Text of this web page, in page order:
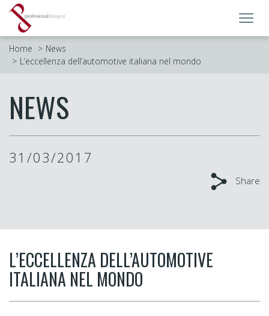
Home
News
L’eccellenza dell’automotive italiana nel mondo
NEWS
31/03/2017
Share
L’ECCELLENZA DELL’AUTOMOTIVE
ITALIANA NEL MONDO